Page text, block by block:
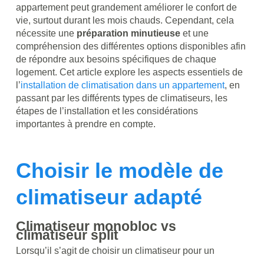
appartement peut grandement améliorer le confort de
vie, surtout durant les mois chauds. Cependant, cela
nécessite une préparation minutieuseet une
compréhension des différentes options disponibles afin
de répondre aux besoins spécifiques de chaque
logement. Cet article explore les aspects essentiels de
l’installation de climatisation dans un appartement, en
passant par les différents types de climatiseurs, les
étapes de l’installation et les considérations
importantes à prendre en compte.
Choisir le modèle de
climatiseur adapté
Climatiseur monobloc vs
climatiseur split
Lorsqu’il s’agit de choisir un climatiseur pour un